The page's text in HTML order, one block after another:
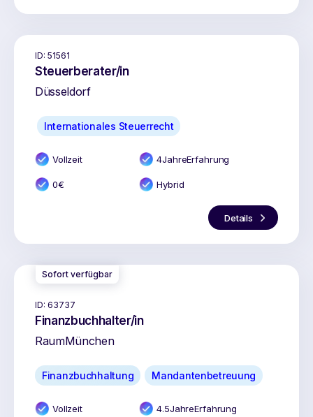
ID: 51561
Steuerberater/in
Düsseldorf
Internationales Steuerrecht
Vollzeit 4JahreErfahrung
0€ Hybrid
Details
Sofort verfügbar
ID: 63737
Finanzbuchhalter/in
RaumMünchen
Finanzbuchhaltung Mandantenbetreuung
Vollzeit 4.5JahreErfahrung